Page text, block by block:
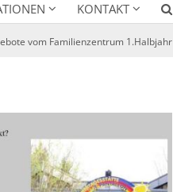
KONTAKT
vom Familienzentrum 1.Halbjahr